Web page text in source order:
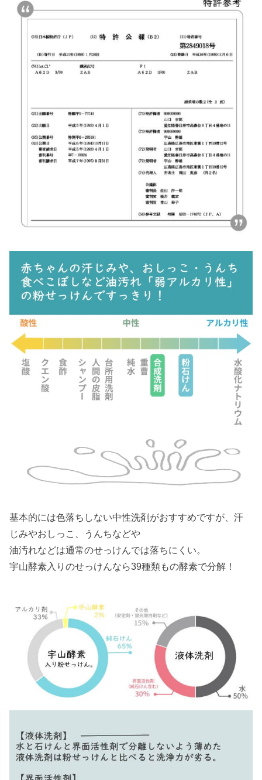
基本的には色落ちしない中性洗剤がおすすめですが、汗
じみやおしっこ、うんちなどや
油汚れなどは通常のせっけんでは落ちにくい。
宇山酵素入りのせっけんなら39種類もの酵素で分解！